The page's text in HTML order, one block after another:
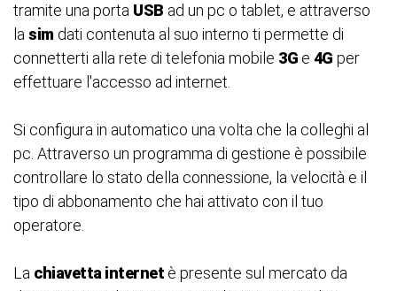
tramite una porta USB ad un pc o tablet, e attraverso
lasim dati contenuta al suo interno ti permette di
connetterti alla rete di telefonia mobile 3G e 4G per
effettuare l'accesso ad internet.
Si configura in automatico una volta che la colleghi al
pc. Attraverso un programma di gestione è possibile
controllare lo stato della connessione, la velocità e il
tipo di abbonamento che hai attivato con il tuo
operatore.
La chiavetta internet è presente sul mercato da